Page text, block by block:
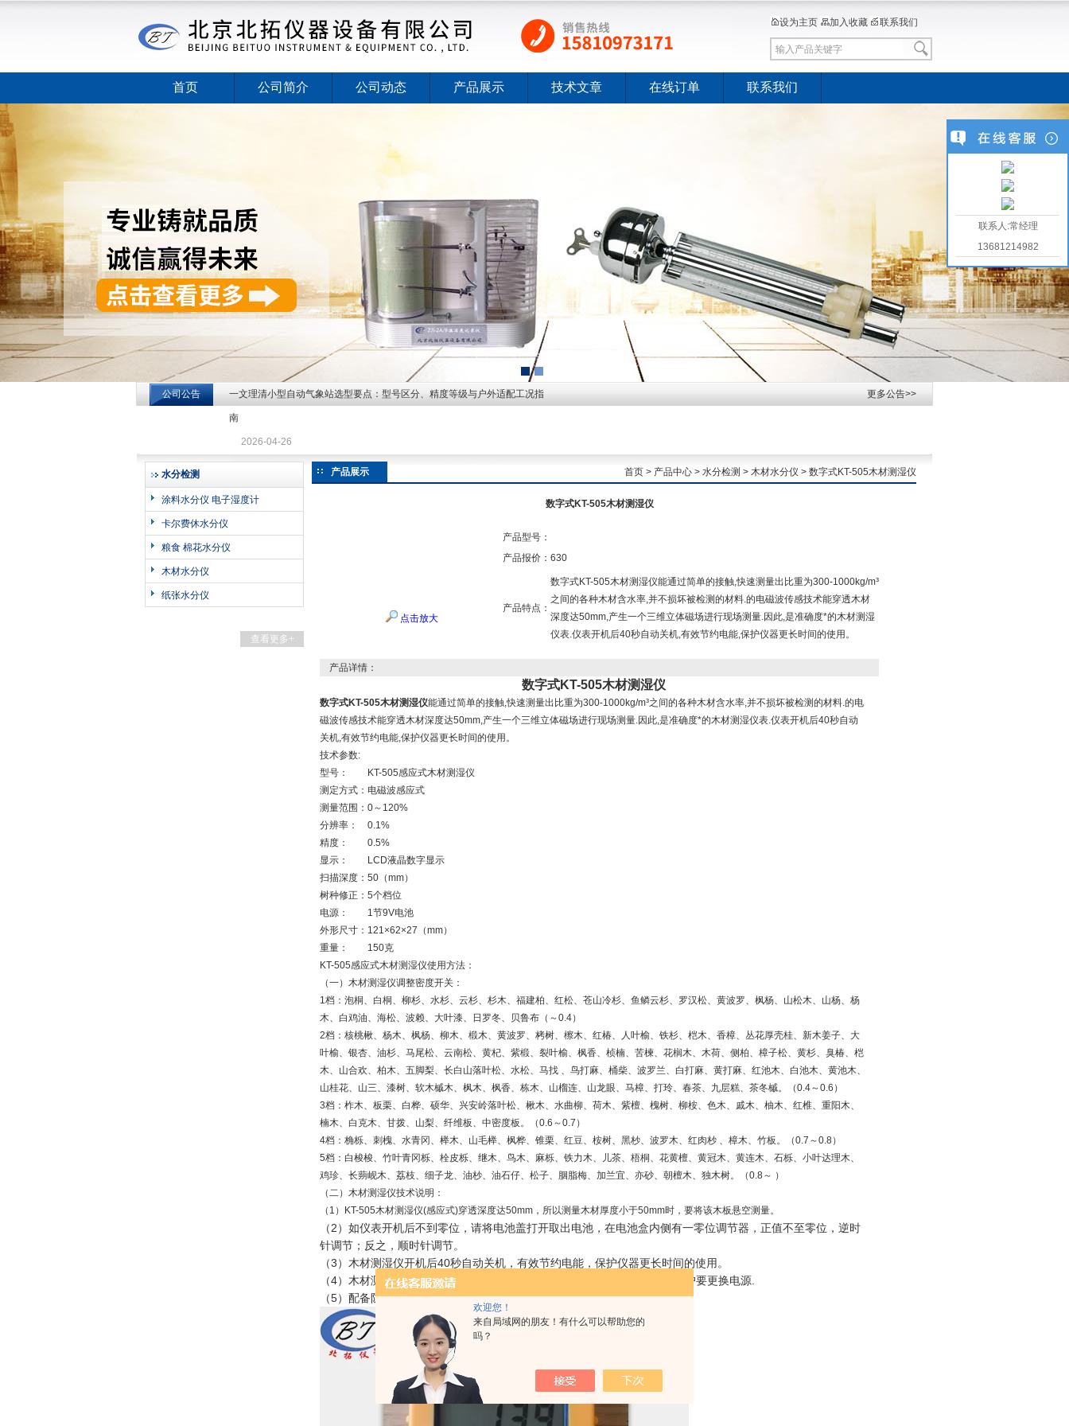
欢迎您！
来自局域网的朋友！有什么可以帮助您的
吗？
北京北拓仪器设备有限公司
设为主页 加入收藏 联系我们
首页 公司简介 公司动态 产品展示 技术文章 在线订单 联系我们
公司公告 一文理清小型自动气象站选型要点：型号区分、精度等级与户外适配工况指
南
2026-04-26
更多公告>>
水分检测
涂料水分仪 电子湿度计
卡尔费休水分仪
粮食 棉花水分仪
木材水分仪
纸张水分仪
查看更多+
产品展示 首页 > 产品中心 > 水分检测 > 木材水分仪 > 数字式KT-505木材测湿仪
数字式KT-505木材测湿仪
点击放大
产品型号：
产品报价： 630
产品特点：
数字式KT-505木材测湿仪能通过简单的接触,快速测量出比重为300-1000kg/m³
之间的各种木材含水率,并不损坏被检测的材料.的电磁波传感技术能穿透木材
深度达50mm,产生一个三维立体磁场进行现场测量.因此,是准确度*的木材测湿
仪表.仪表开机后40秒自动关机,有效节约电能,保护仪器更长时间的使用。
产品详情：
数字式KT-505木材测湿仪
数字式KT-505木材测湿仪能通过简单的接触,快速测量出比重为300-1000kg/m³之间的各种木材含水率,并不损坏被检测的材料.的电
磁波传感技术能穿透木材深度达50mm,产生一个三维立体磁场进行现场测量.因此,是准确度*的木材测湿仪表.仪表开机后40秒自动
关机,有效节约电能,保护仪器更长时间的使用。
技术参数:
型号：
KT-505感应式木材测湿仪
测定方式： 电磁波感应式
测量范围： 0～120%
分辨率：
0.1%
精度：
0.5%
显示：
LCD液晶数字显示
扫描深度： 50（mm）
树种修正： 5个档位
电源：
1节9V电池
外形尺寸： 121×62×27（mm）
重量：
150克
KT-505感应式木材测湿仪使用方法：
（一）木材测湿仪调整密度开关：
1档：泡桐、白桐、柳杉、水杉、云杉、杉木、福建柏、红松、苍山冷杉、鱼鳞云杉、罗汉松、黄波罗、枫杨、山松木、山杨、杨
木、白鸡油、海松、波赖、大叶漆、日罗冬、贝鲁布（～0.4）
2档：核桃楸、杨木、枫杨、柳木、椴木、黄波罗、栲树、檫木、红椿、人叶榆、铁杉、桤木、香樟、丛花厚壳桂、新木姜子、大
叶榆、银杏、油杉、马尾松、云南松、黄杞、紫椴、裂叶榆、枫香、桢楠、苦楝、花榈木、木荷、侧柏、樟子松、黄杉、臭椿、桤
木、山合欢、柏木、五脚梨、长白山落叶松、水松、马找 、鸟打麻、桶柴、波罗兰、白打麻、黄打麻、红池木、白池木、黄池木、
山桂花、山三、漆树、软木槭木、枫木、枫香、栋木、山榴连、山龙眼、马樟、打玲、春茶、九层糕、茶冬槭。（0.4～0.6）
3档：柞木、板栗、白桦、硕华、兴安岭落叶松、楸木、水曲柳、荷木、紫檀、槐树、柳桉、色木、戚木、柚木、红椎、重阳木、
楠木、白克木、甘拨、山梨、纤维板、中密度板。（0.6～0.7）
4档：桷栎、刺槐、水青冈、榉木、山毛榉、枫桦、锥栗、红豆、桉树、黑杪、波罗木、红肉杪 、樟木、竹板。（0.7～0.8）
5档：白梭梭、竹叶青冈栎、栓皮栎、继木、鸟木、麻栎、铁力木、儿茶、梧桐、花黄檀、黄冠木、黄连木、石栎、小叶达理木、
鸡珍、长蒴岘木、荔枝、细子龙、油杪、油石仔、松子、胭脂梅、加兰宜、亦砂、朝檀木、独木树。（0.8～ ）
（二）木材测湿仪技术说明：
（1）KT-505木材测湿仪(感应式)穿透深度达50mm，所以测量木材厚度小于50mm时，要将该木板悬空测量。
（2）如仪表开机后不到零位，请将电池盖打开取出电池，在电池盒内侧有一零位调节器，正值不至零位，逆时
针调节；反之，顺时针调节。
（3）木材测湿仪开机后40秒自动关机，有效节约电能，保护仪器更长时间的使用。
（4）木材测湿仪设有低电压显示，当显示屏左上角显示LOBAT时，提醒用户要更换电源.
（5） 配备防摔防震橡胶套，有效保护仪表。
联系人:常经理
13681214982